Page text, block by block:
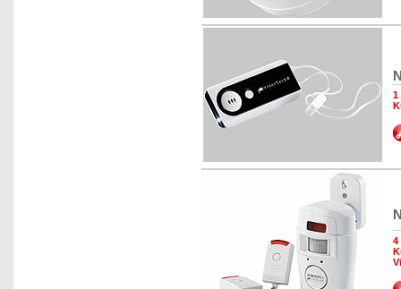
1
4